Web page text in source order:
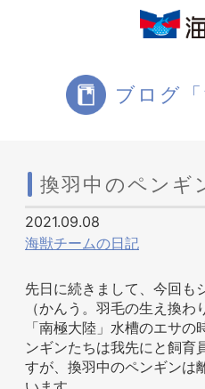
ブログ「
換羽中のペンギ
2021.09.08
海獣チームの日記
先日に続きまして、今回も
（かんう。羽毛の生え換わ
「南極大陸」水槽のエサ
ンギンたちは我先にと飼育
すが、換羽中のペンギンは